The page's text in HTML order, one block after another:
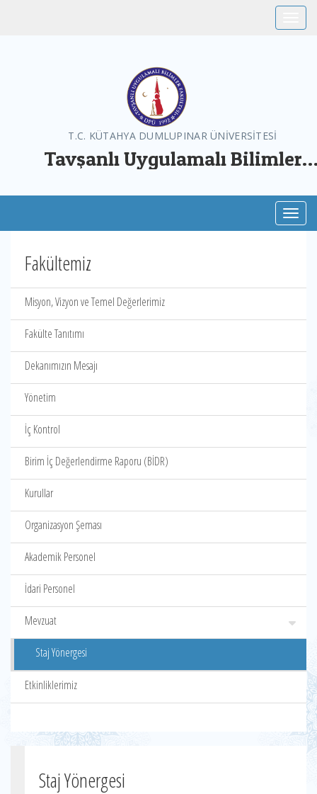
T.C. KÜTAHYA DUMLUPINAR ÜNİVERSİTESİ
Tavşanlı Uygulamalı Bilimler
Fakültemiz
Misyon, Vizyon ve Temel Değerlerimiz
Fakülte Tanıtımı
Dekanımızın Mesajı
Yönetim
İç Kontrol
Birim İç Değerlendirme Raporu (BİDR)
Kurullar
Organizasyon Şeması
Akademik Personel
İdari Personel
Mevzuat
Staj Yönergesi
Etkinliklerimiz
Staj Yönergesi